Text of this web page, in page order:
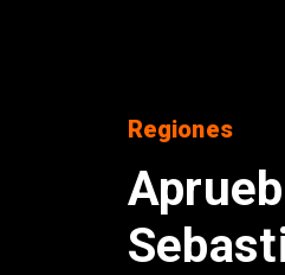
DEPORTES
sobre